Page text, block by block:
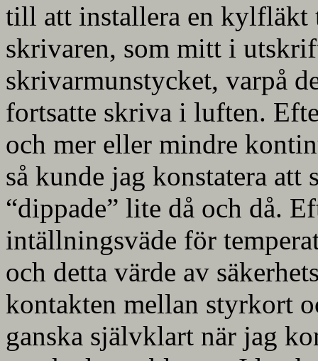
till att installera en kylfläkt
skrivaren, som mitt i
skrivarmunstycket, varpå
fortsatte skriva i luften.
och mer eller mindre
så kunde jag konstatera
“dippade” lite då och då.
intällningsväde för
och detta värde av
kontakten mellan styrkort
ganska självklart när jag